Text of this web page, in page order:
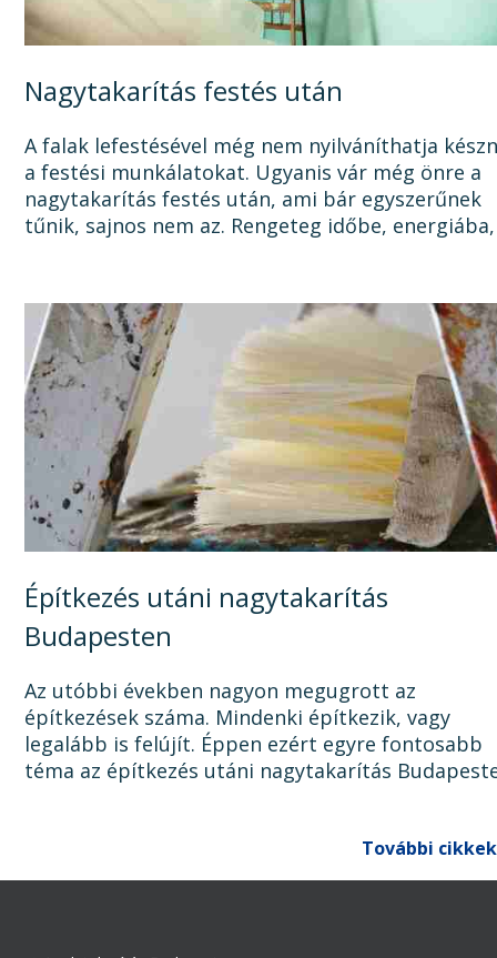
Nagytakarítás festés után
A falak lefestésével még nem nyilváníthatja
a festési munkálatokat. Ugyanis vár még önre a
nagytakarítás festés után, ami bár egyszerűnek
tűnik, sajnos nem az. Rengeteg időbe,
Építkezés utáni nagytakarítás
Budapesten
Az utóbbi években nagyon megugrott az
építkezések száma. Mindenki építkezik, vagy
legalább is felújít. Éppen ezért egyre fontosabb
téma az építkezés utáni nagytakarítás
További cikkek